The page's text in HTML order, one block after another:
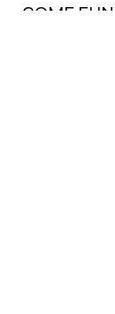
COME